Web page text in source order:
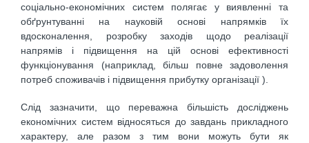
соціально-економічних систем полягає у виявленні та
обґрунтуванні на науковій основі напрямків їх
вдосконалення, розробку заходів щодо реалізації
напрямів і підвищення на цій основі ефективності
функціонування (наприклад, більш повне задоволення
потреб споживачів і підвищення прибутку організації ).
Слід зазначити, що переважна більшість досліджень
економічних систем відносяться до завдань прикладного
характеру, але разом з тим вони можуть бути як